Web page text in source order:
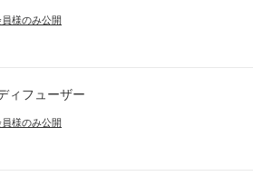
様のみ公開
ィフューザー
様のみ公開